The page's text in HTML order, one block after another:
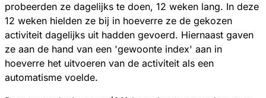
probeerden ze dagelijks te doen, 12 weken lang. In deze
12 weken hielden ze bij in hoeverre ze de gekozen
activiteit dagelijks uit hadden gevoerd. Hiernaast gaven
ze aan de hand van een 'gewoonte index' aan in
hoeverre het uitvoeren van de activiteit als een
automatisme voelde.